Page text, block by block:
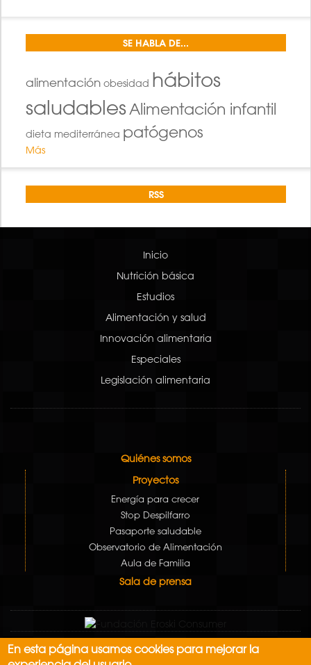
SE HABLA DE...
alimentación obesidad hábitos
saludablesAlimentación infantil
dieta mediterránea patógenos
Más
RSS
Inicio
Nutrición básica
Estudios
Alimentación y salud
Innovación alimentaria
Especiales
Legislación alimentaria
Quiénes somos
Proyectos
Energía para crecer
Stop Despilfarro
Pasaporte saludable
Observatorio de Alimentación
Aula de Familia
Sala de prensa
Aviso Legal
En esta página usamos cookies para mejorar la